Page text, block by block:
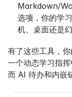
Markdown/
选项，你的学
机、桌面还是
有了这些工具，
一个动态学习指
而 AI 待办和内嵌